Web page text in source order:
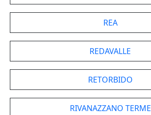
REA
REDAVALLE
RETORBIDO
RIVANAZZANO TERME